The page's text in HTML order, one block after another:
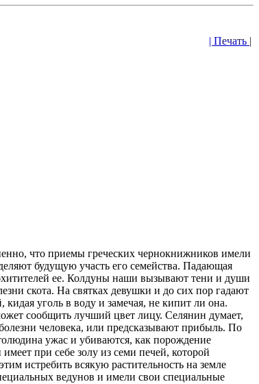
| Печать |
что приемы греческих чернокнижников имели
будущую участь его семейства. Падающая
ее. Колдуны наши вызывают тени и души
скота. На святках девушки и до сих пор гадают
уголь в воду и замечая, не кипит ли она.
сообщить лучший цвет лицу. Селянин думает,
человека, или предсказывают прибыль. По
ужас и убиваются, как порождение
при себе золу из семи печей, которой
истребить всякую растительность на земле
ведунов и имели свои специальные